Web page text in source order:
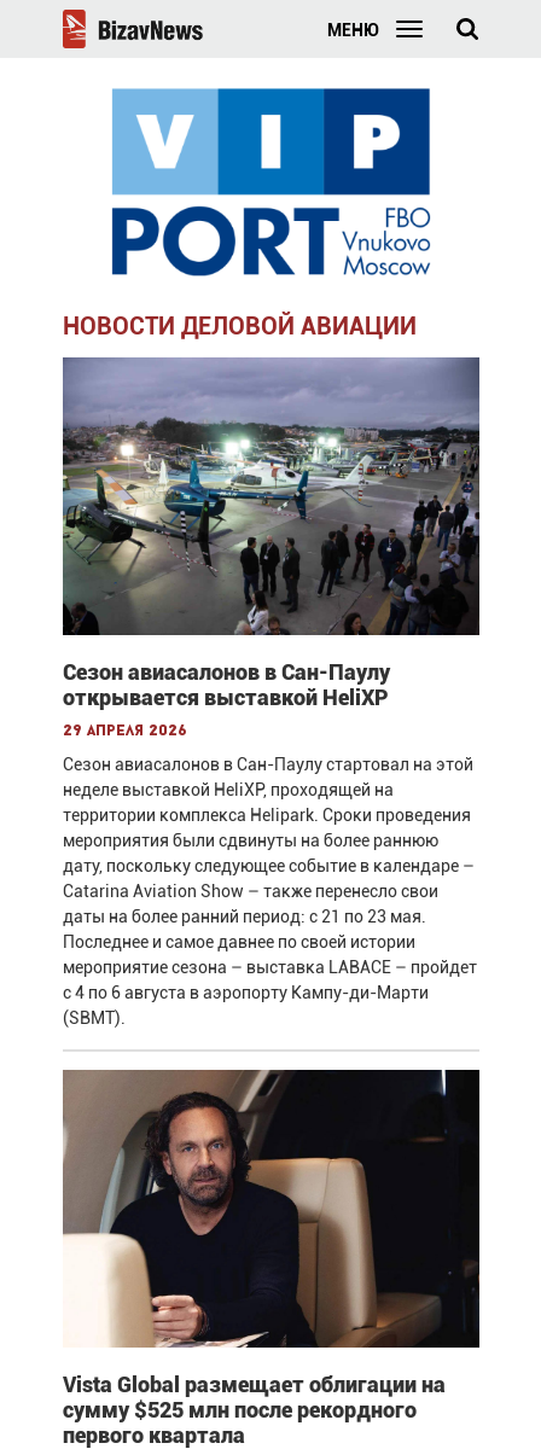
МЕНЮ
НОВОСТИ ДЕЛОВОЙ АВИАЦИИ
Сезон авиасалонов в Сан-Паулу
открывается выставкой HeliXP
29 апреля 2026
Сезон авиасалонов в Сан-Паулу стартовал на этой
неделе выставкой HeliXP, проходящей на
территории комплекса Helipark. Сроки проведения
мероприятия были сдвинуты на более раннюю
дату, поскольку следующее событие в календаре –
Catarina Aviation Show – также перенесло свои
даты на более ранний период: с 21 по 23 мая.
Последнее и самое давнее по своей истории
мероприятие сезона – выставка LABACE – пройдет
с 4 по 6 августа в аэропорту Кампу-ди-Марти
(SBMT).
Vista Global размещает облигации на
сумму $525 млн после рекордного
первого квартала